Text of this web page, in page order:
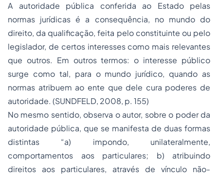
A autoridade pública conferida ao Estado pelas
normas jurídicas é a consequência, no mundo do
direito, da qualificação, feita pelo constituinte ou pelo
legislador, de certos interesses como mais relevantes
que outros. Em outros termos: o interesse público
surge como tal, para o mundo jurídico, quando as
normas atribuem ao ente que dele cura poderes de
autoridade. (SUNDFELD, 2008, p. 155)
No mesmo sentido, observa o autor, sobre o poder da
autoridade pública, que se manifesta de duas formas
distintas “a) impondo, unilateralmente,
comportamentos aos particulares; b) atribuindo
direitos aos particulares, através de vínculo não-